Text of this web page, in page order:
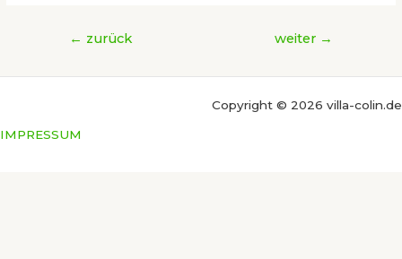
Beitragsnavigation
← zurück weiter →
Copyright © 2026 villa-colin.de
IMPRESSUM